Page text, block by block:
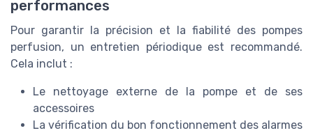
performances
Pour garantir la précision et la fiabilité des pompes
perfusion, un entretien périodique est recommandé.
Cela inclut :
Le nettoyage externe de la pompe et de ses
accessoires
La vérification du bon fonctionnement des alarmes